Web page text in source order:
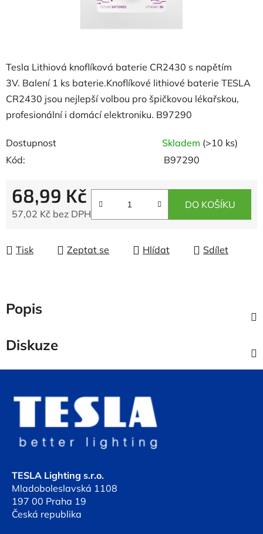
Tesla Lithiová knoflíková baterie CR2430 s napětím
3V. Balení 1 ks baterie.Knoflíkové lithiové baterie TESLA
CR2430 jsou nejlepší volbou pro špičkovou lékařskou,
profesionální i domácí elektroniku. B97290
Dostupnost Skladem (>10 ks)
Kód:
B97290
68,99 Kč
57,02 Kč bez DPH
DO KOŠÍKU
Tisk Zeptat se Hlídat Sdílet
Popis
Diskuze
TESLA Lighting s.r.o.
Mladoboleslavská 1108
197 00 Praha 19
Česká republika